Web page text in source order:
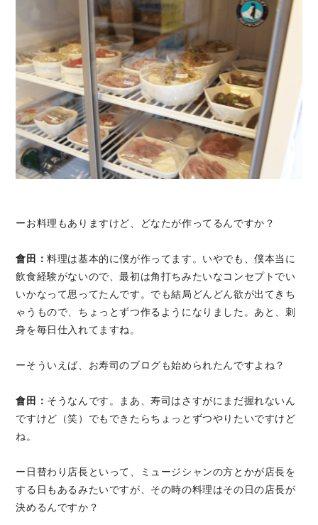
ーお料理もありますけど、どなたが作ってるんですか？
會田：料理は基本的に僕が作ってます。いやでも、僕本当に
飲食経験がないので、最初は角打ちみたいなコンセプトでい
いかなって思ってたんです。でも結局どんどん欲が出てきち
ゃうもので、ちょっとずつ作るようになりました。あと、刺
身を毎日仕入れてますね。
ーそういえば、お寿司のブログも始められたんですよね？
會田： そうなんです。まあ、寿司はさすがにまだ握れないん
ですけど（笑）でもできたらちょっとずつやりたいですけど
ね。
ー日替わり店長といって、ミュージシャンの方とかが店長を
する日もあるみたいですが、その時の料理はその日の店長が
決めるんですか？